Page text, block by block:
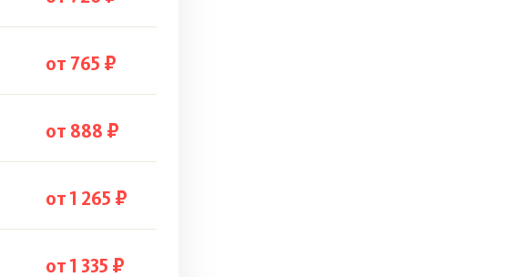
от 765 ₽
от 888 ₽
от 1 265 ₽
от 1 335 ₽